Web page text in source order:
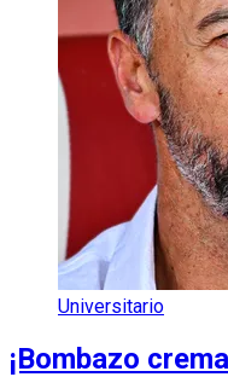
Universitario
¡Bombazo